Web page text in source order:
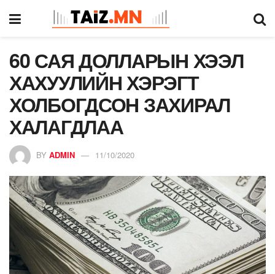
60 САЯ ДОЛЛАРЫН ХЭЭЛ
ХАХУУЛИЙН ХЭРЭГТ
ХОЛБОГДСОН ЗАХИРАЛ
ХАЛАГДЛАА
BY ADMIN 11/10/2020